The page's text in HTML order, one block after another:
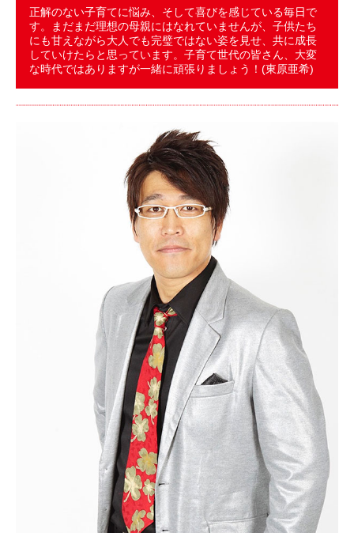
正解のない子育てに悩み、そして喜びを感じている毎日で
す。まだまだ理想の母親にはなれていませんが、子供たち
にも甘えながら大人でも完璧ではない姿を見せ、共に成長
していけたらと思っています。子育て世代の皆さん、大変
な時代ではありますが一緒に頑張りましょう！(東原亜希)